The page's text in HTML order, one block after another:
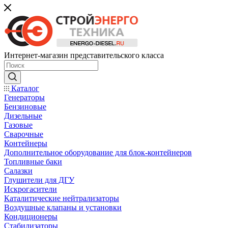
Интернет-магазин представительского класса
Каталог
Генераторы
Бензиновые
Дизельные
Газовые
Сварочные
Контейнеры
Дополнительное оборудование для блок-контейнеров
Топливные баки
Салазки
Глушители для ДГУ
Искрогасители
Каталитические нейтрализаторы
Воздушные клапаны и установки
Кондиционеры
Стабилизаторы